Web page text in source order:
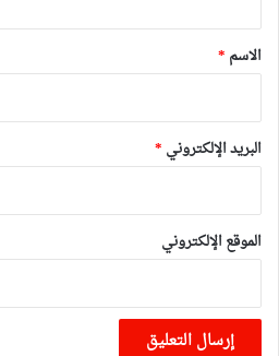
*
الاسم *
البريد الإلكتروني *
الموقع الإلكتروني